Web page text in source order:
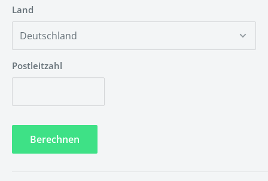
Hier ist eine Montageanleitung
https://www.neontrip.de/apps/help-center#montage
Muss das LED-NEON Schild gewartet werden?
Land
Postleitzahl
Berechnen